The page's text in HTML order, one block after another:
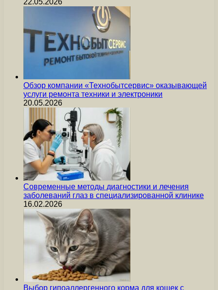
Обзор компании «Технобытсервис» оказывающей
услуги ремонта техники и электроники
20.05.2026
Современные методы диагностики и лечения
заболеваний глаз в специализированной клинике
16.02.2026
Выбор гипоаллергенного корма для кошек с